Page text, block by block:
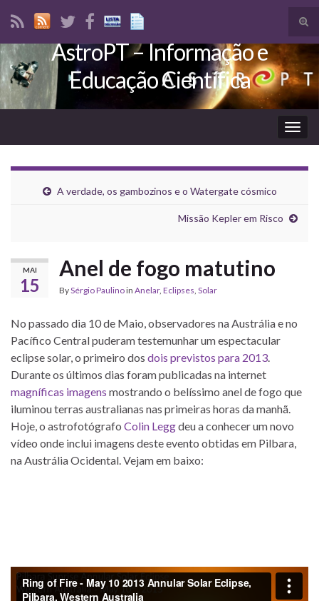
Search for:
AstroPT – Informação e
Educação Científica
A verdade, os gambozinos e o Watergate cósmico
Missão Kepler em Risco
MAI
15
Anel de fogo matutino
BySérgio Paulinoin Anelar, Eclipses, Solar
No passado dia 10 de Maio, observadores na Austrália e no
Pacífico Central puderam testemunhar um espectacular
eclipse solar, o primeiro dos dois previstos para 2013.
Durante os últimos dias foram publicadas na internet
magníficas imagens mostrando o belíssimo anel de fogo que
iluminou terras australianas nas primeiras horas da manhã.
Hoje, o astrofotógrafo Colin Leggdeu a conhecer um novo
vídeo onde inclui imagens deste evento obtidas em Pilbara,
na Austrália Ocidental. Vejam em baixo: